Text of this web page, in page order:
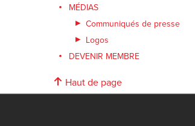
MÉDIAS
Communiqués de presse
Logos
DEVENIR MEMBRE
Haut de page